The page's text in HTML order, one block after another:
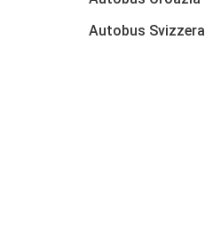
Autobus Svizzera